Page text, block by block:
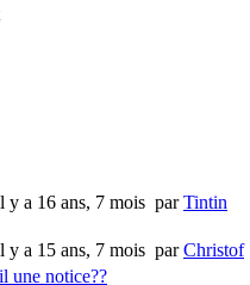
y a 16 ans, 7 mois parTintin
y a 15 ans, 7 mois parChristof
une notice??